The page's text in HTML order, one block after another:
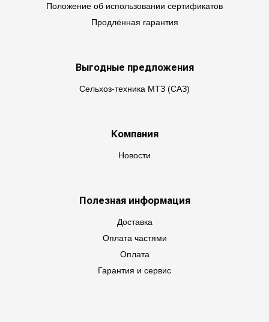
Положение об использовании сертификатов
Продлённая гарантия
Выгодные предложения
Сельхоз-техника МТЗ (САЗ)
Компания
Новости
Полезная информация
Доставка
Оплата частями
Оплата
Гарантия и сервис